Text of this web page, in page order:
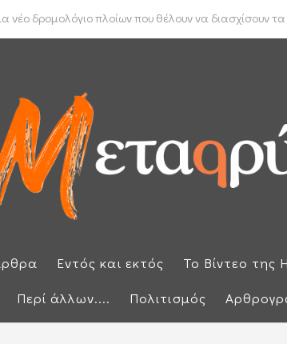
δρομολόγιο πλοίων που θέλουν να διασχίσουν
- Κύπρου: «Έπεσαν» οι υπογραφές με τον γαλλικό
Εντός και εκτός Το Βίντεο της
Περί άλλων.... Πολιτισμός